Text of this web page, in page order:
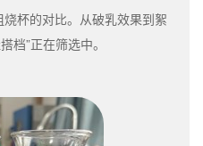
杯的对比。从破乳效果到絮
档”正在筛选中。